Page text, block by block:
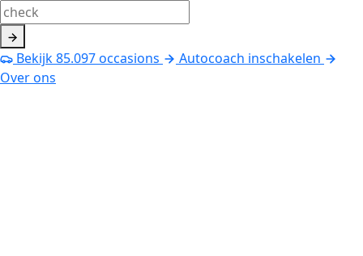
Bekijk85.097occasions
Autocoach inschakelen
Over ons